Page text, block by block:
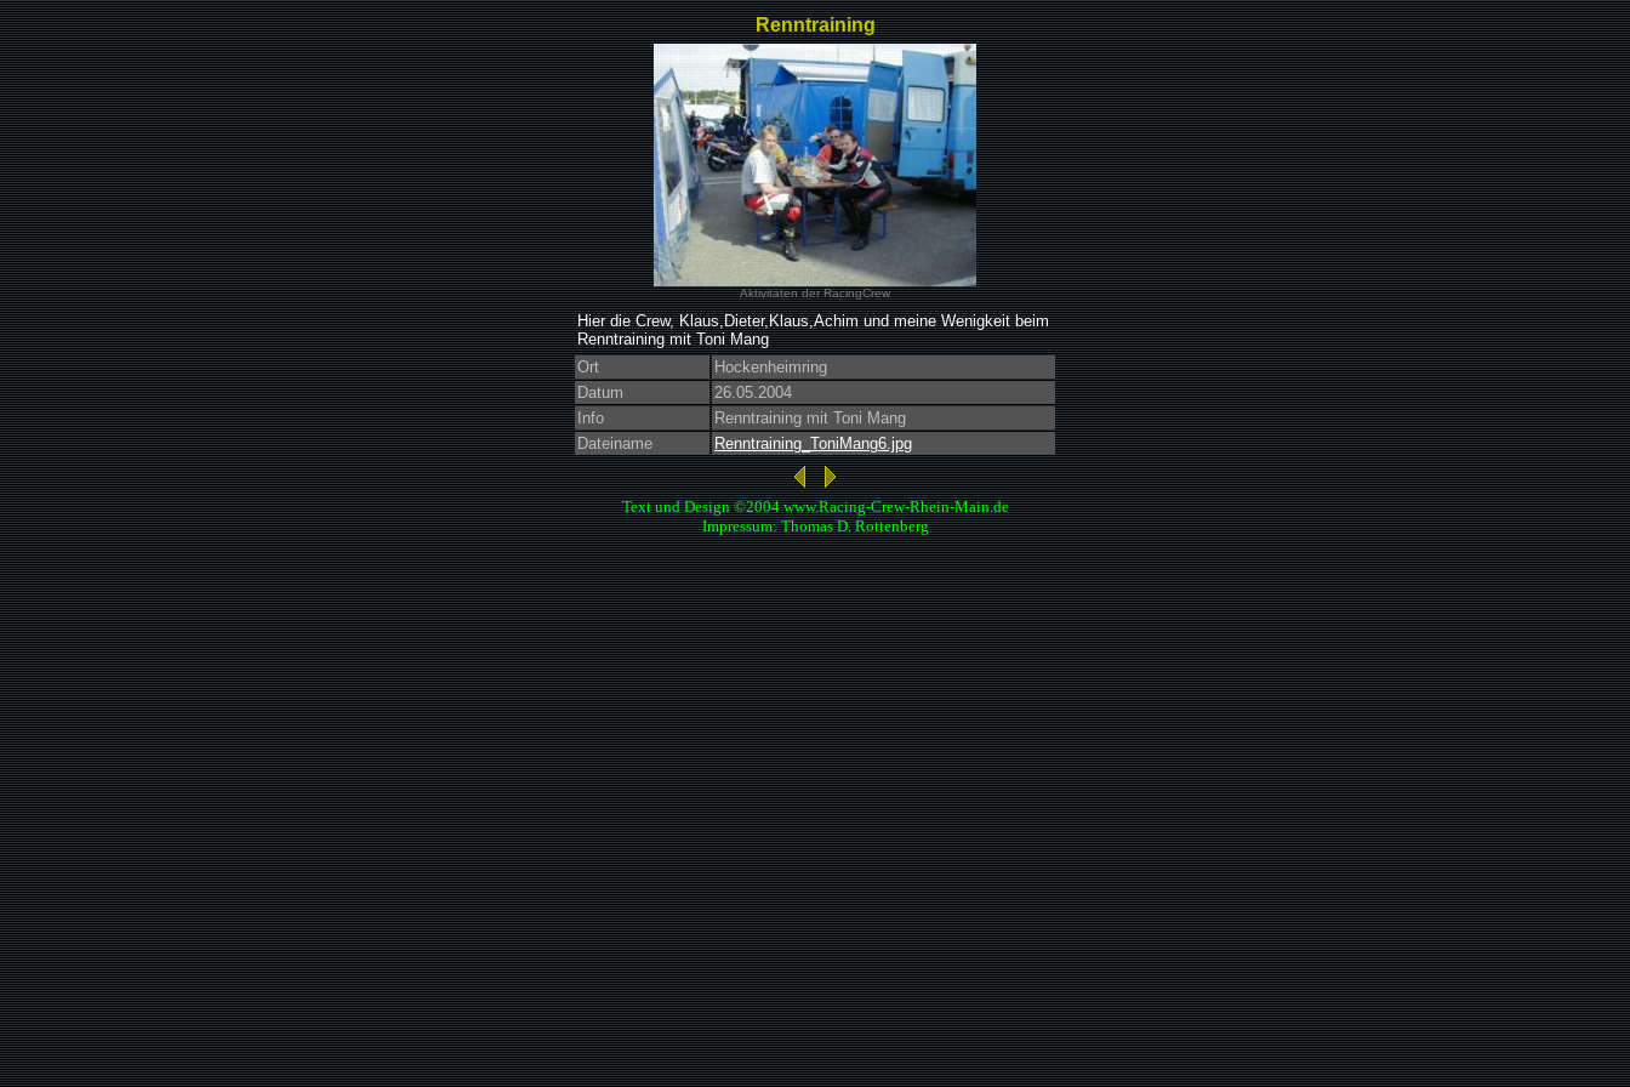
Renntraining
Aktivitäten der RacingCrew
Hier die Crew, Klaus,Dieter,Klaus,Achim und meine Wenigkeit beim
Renntraining mit Toni Mang
Ort
Hockenheimring
Datum
26.05.2004
Info
Renntraining mit Toni Mang
Dateiname
Renntraining_ToniMang6.jpg
Text und Design ©2004 www.Racing-Crew-Rhein-Main.de
Impressum: Thomas D. Rottenberg